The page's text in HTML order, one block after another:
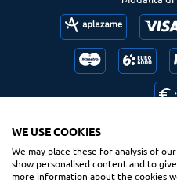
Follow us
WE USE COOKIES
We may place these for analysis of
show personalised content and to
more information about the cookies